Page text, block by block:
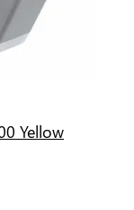
Yellow